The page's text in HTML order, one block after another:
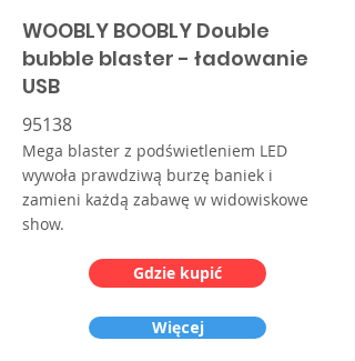
WOOBLY BOOBLY Double
bubble blaster - ładowanie
USB
95138
Mega blaster z podświetleniem LED
wywoła prawdziwą burzę baniek i
zamieni każdą zabawę w widowiskowe
show.
Gdzie kupić
Więcej